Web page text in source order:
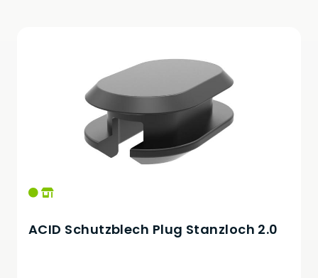
ACID Schutzblech Plug Stanzloch 2.0